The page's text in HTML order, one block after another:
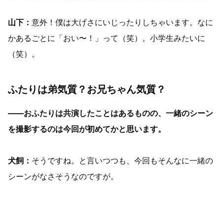
山下： 意外！僕は大げさにいじったりしちゃいます。なに
かあるごとに「おい〜！」って（笑）。小学生みたいに
（笑）。
ふたりは弟気質？お兄ちゃん気質？
――おふたりは共演したことはあるものの、一緒のシーン
を撮影するのは今回が初めてかと思います。
犬飼： そうですね。と言いつつも、今回もそんなに一緒の
シーンがなさそうなのですが。